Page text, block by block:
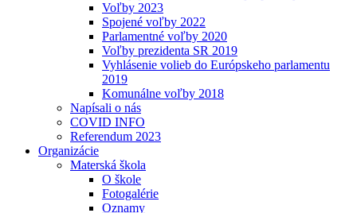
Voľby 2023
Spojené voľby 2022
Parlamentné voľby 2020
Voľby prezidenta SR 2019
Vyhlásenie volieb do Európskeho parlamentu
2019
Komunálne voľby 2018
Napísali o nás
COVID INFO
Referendum 2023
Organizácie
Materská škola
O škole
Fotogalérie
Oznamy